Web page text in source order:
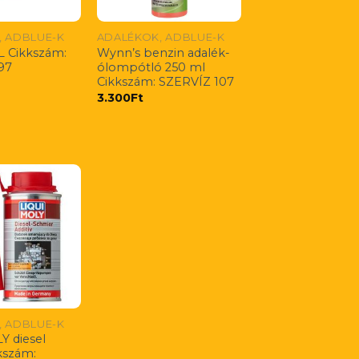
ADBLUE-K
Cikkszám:
ADALÉKOK, ADBLUE-K
Wynn’s benzin adalék-
ólompótló 250 ml
Cikkszám: SZERVÍZ 107
3.300Ft
ADBLUE-K
diesel